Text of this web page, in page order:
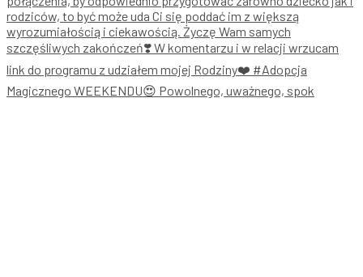
Magicznego WEEKENDU😍 Powolnego, uważnego, spok